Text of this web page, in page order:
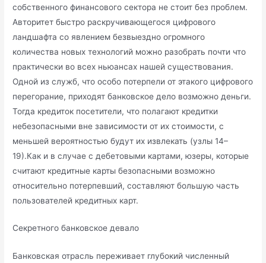
собственного финансового сектора не стоит без проблем.
Авторитет быстро раскручивающегося цифрового
ландшафта со явлением безвыездно огромного
количества новых технологий можно разобрать почти что
практически во всех ньюансах нашей существования.
Одной из служб, что особо потерпели от этакого цифрового
перегорание, приходят банковское дело возможно деньги.
Тогда кредиток посетители, что полагают кредитки
небезопасными вне зависимости от их стоимости, с
меньшей вероятностью будут их извлекать (узлы 14–
19).Как и в случае с дебетовыми картами, юзеры, которые
считают кредитные карты безопасными возможно
относительно потерпевший, составляют большую часть
пользователей кредитных карт.
Секретного банковское девало
Банковская отрасль переживает глубокий численный